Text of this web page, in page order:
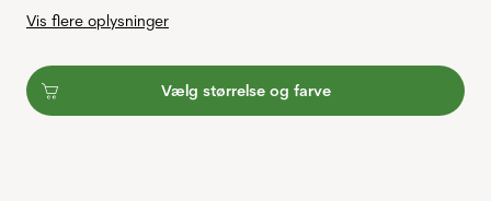
Vis flere oplysninger
Vælg størrelse og farve